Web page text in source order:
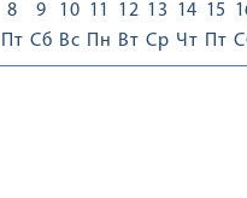
8
Пт
9
Сб
10
Вс
11
Пн
12
Вт
13
Ср
14
Чт
15
Пт